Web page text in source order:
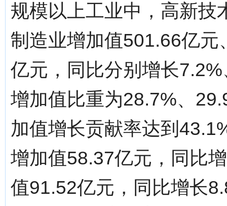
规模以上工业中，高新技
制造业增加值501.66亿
亿元，同比分别增长
增加值比重为28.7%、
加值增长贡献率达到
增加值58.37亿元，同比
值91.52亿元，同比增长